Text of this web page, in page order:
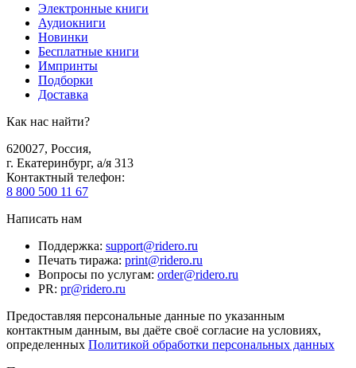
Электронные книги
Аудиокниги
Новинки
Бесплатные книги
Импринты
Подборки
Доставка
Как нас найти?
620027, Россия,
г. Екатеринбург, а/я 313
Контактный телефон:
8 800 500 11 67
Написать нам
Поддержка: support@ridero.ru
Печать тиража: print@ridero.ru
Вопросы по услугам: order@ridero.ru
PR: pr@ridero.ru
Предоставляя персональные данные по указанным
контактным данным, вы даёте своё согласие на условиях,
определенных Политикой обработки персональных данных